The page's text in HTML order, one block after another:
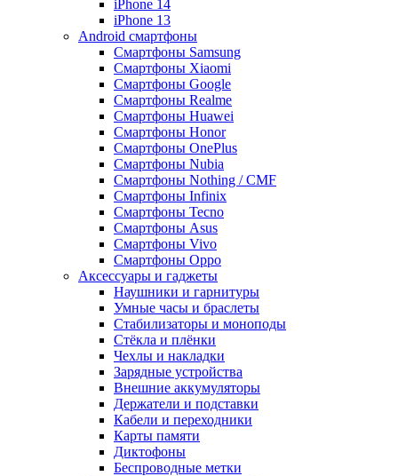
iPhone 14
iPhone 13
Android cмартфоны
Смартфоны Samsung
Смартфоны Xiaomi
Смартфоны Google
Смартфоны Realme
Смартфоны Huawei
Смартфоны Honor
Смартфоны OnePlus
Смартфоны Nubia
Смартфоны Nothing / CMF
Смартфоны Infinix
Смартфоны Tecno
Смартфоны Asus
Смартфоны Vivo
Смартфоны Oppo
Аксессуары и гаджеты
Наушники и гарнитуры
Умные часы и браслеты
Стабилизаторы и моноподы
Стёкла и плёнки
Чехлы и накладки
Зарядные устройства
Внешние аккумуляторы
Держатели и подставки
Кабели и переходники
Карты памяти
Диктофоны
Беспроводные метки